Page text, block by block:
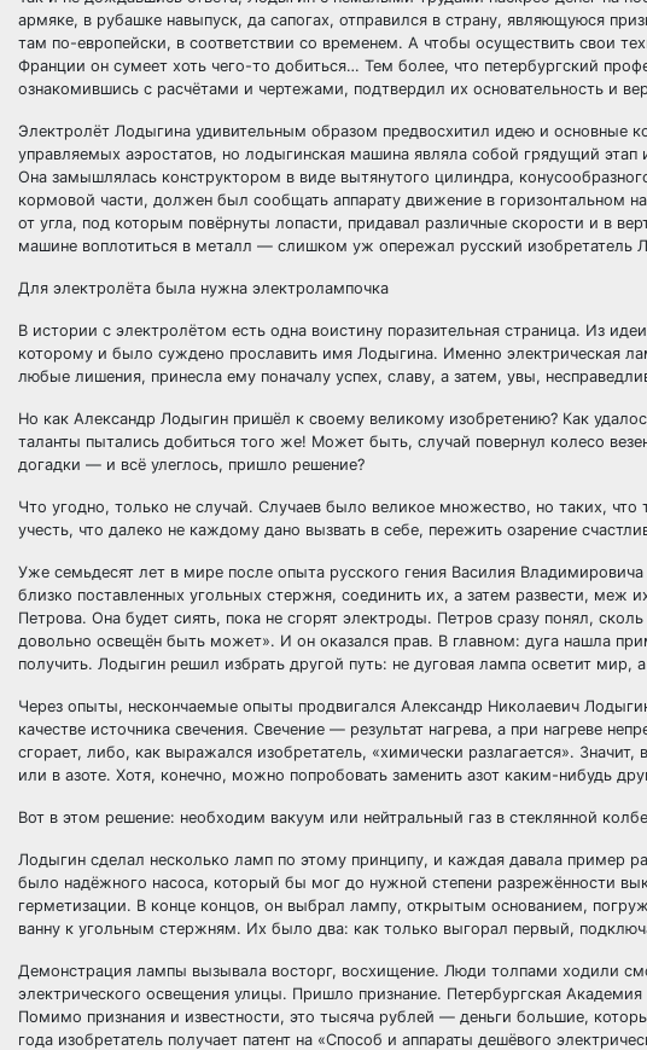
армяке, в рубашке навыпуск, да сапогах, отправился в страну, являющуюся
там по-европейски, в соответствии со временем. А чтобы осуществить свои
Франции он сумеет хоть чего-то добиться… Тем более, что петербургский
ознакомившись с расчётами и чертежами, подтвердил их основательность и
Электролёт Лодыгина удивительным образом предвосхитил идею и основные
управляемых аэростатов, но лодыгинская машина являла собой грядущий
Она замышлялась конструктором в виде вытянутого цилиндра,
кормовой части, должен был сообщать аппарату движение в горизонтальном
от угла, под которым повёрнуты лопасти, придавал различные скорости и в
машине воплотиться в металл — слишком уж опережал русский изобретатель
Для электролёта была нужна электролампочка
В истории с электролётом есть одна воистину поразительная страница. Из
которому и было суждено прославить имя Лодыгина. Именно электрическая
любые лишения, принесла ему поначалу успех, славу, а затем, увы,
Но как Александр Лодыгин пришёл к своему великому изобретению? Как
таланты пытались добиться того же! Может быть, случай повернул колесо
догадки — и всё улеглось, пришло решение?
Что угодно, только не случай. Случаев было великое множество, но таких,
учесть, что далеко не каждому дано вызвать в себе, пережить озарение
Уже семьдесят лет в мире после опыта русского гения Василия
близко поставленных угольных стержня, соединить их, а затем развести, меж
Петрова. Она будет сиять, пока не сгорят электроды. Петров сразу понял,
довольно освещён быть может». И он оказался прав. В главном: дуга нашла
получить. Лодыгин решил избрать другой путь: не дуговая лампа осветит мир,
Через опыты, нескончаемые опыты продвигался Александр Николаевич
качестве источника свечения. Свечение — результат нагрева, а при нагреве
сгорает, либо, как выражался изобретатель, «химически разлагается».
или в азоте. Хотя, конечно, можно попробовать заменить азот каким-нибудь
Вот в этом решение: необходим вакуум или нейтральный газ в стеклянной
Лодыгин сделал несколько ламп по этому принципу, и каждая давала пример
было надёжного насоса, который бы мог до нужной степени разрежённости
герметизации. В конце концов, он выбрал лампу, открытым основанием,
ванну к угольным стержням. Их было два: как только выгорал первый,
Демонстрация лампы вызывала восторг, восхищение. Люди толпами ходили
электрического освещения улицы. Пришло признание. Петербургская
Помимо признания и известности, это тысяча рублей — деньги большие,
года изобретатель получает патент на «Способ и аппараты дешёвого